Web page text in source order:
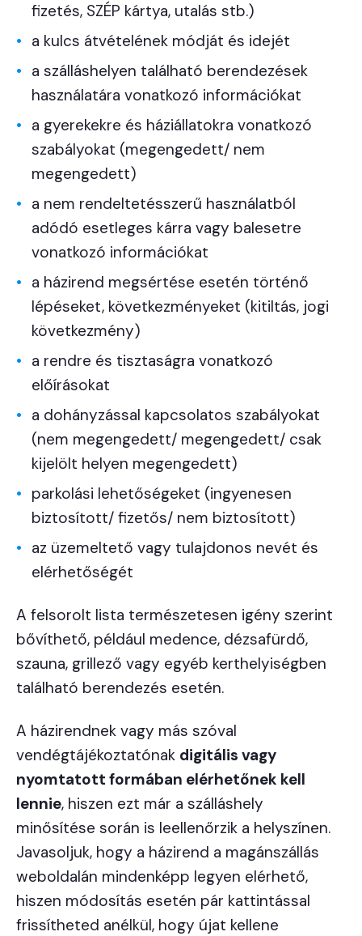
fizetés, SZÉP kártya, utalás stb.)
a kulcs átvételének módját és idejét
a szálláshelyen található berendezések
használatára vonatkozó információkat
a gyerekekre és háziállatokra vonatkozó
szabályokat (megengedett/ nem
megengedett)
a nem rendeltetésszerű használatból
adódó esetleges kárra vagy balesetre
vonatkozó információkat
a házirend megsértése esetén történő
lépéseket, következményeket (kitiltás, jogi
következmény)
a rendre és tisztaságra vonatkozó
előírásokat
a dohányzással kapcsolatos szabályokat
(nem megengedett/ megengedett/ csak
kijelölt helyen megengedett)
parkolási lehetőségeket (ingyenesen
biztosított/ fizetős/ nem biztosított)
az üzemeltető vagy tulajdonos nevét és
elérhetőségét
A felsorolt lista természetesen igény szerint
bővíthető, például medence, dézsafürdő,
szauna, grillező vagy egyéb kerthelyiségben
található berendezés esetén.
A házirendnek vagy más szóval
vendégtájékoztatónak digitális vagy
nyomtatott formában elérhetőnek kell
lennie, hiszen ezt már a szálláshely
minősítése során is leellenőrzik a helyszínen.
Javasoljuk, hogy a házirend a magánszállás
weboldalán mindenképp legyen elérhető,
hiszen módosítás esetén pár kattintással
frissítheted anélkül, hogy újat kellene